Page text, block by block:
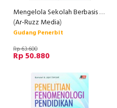
Mengelola Sekolah Berbasis Entrepreneurship
(Ar-Ruzz Media)
Gudang Penerbit
Rp 63.600
Rp 50.880